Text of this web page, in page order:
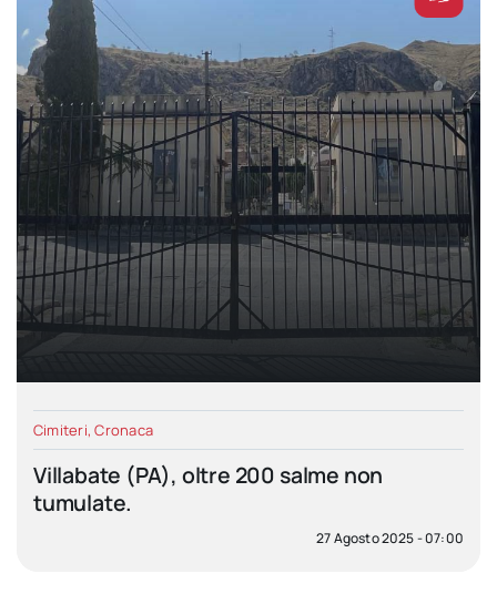
Cimiteri,Cronaca
Villabate (PA), oltre 200 salme non
tumulate.
27 Agosto 2025 - 07:00